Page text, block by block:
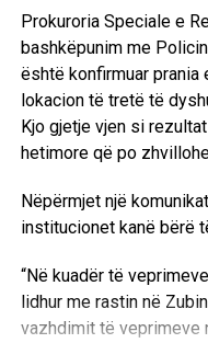
Prokuroria Speciale e
bashkëpunim me
është konfirmuar prania
lokacion të tretë të
Kjo gjetje vjen si
hetimore që po
Nëpërmjet një
institucionet kanë bërë
“Në kuadër të
lidhur me rastin në
vazhdimit të veprimeve